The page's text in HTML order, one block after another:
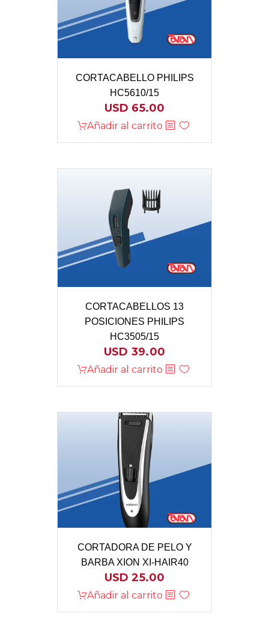
CORTACABELLO PHILIPS
HC5610/15
USD 65.00
Añadir al carrito
CORTACABELLOS 13
POSICIONES PHILIPS
HC3505/15
USD 39.00
Añadir al carrito
CORTADORA DE PELO Y
BARBA XION XI-HAIR40
USD25.00
Añadir al carrito